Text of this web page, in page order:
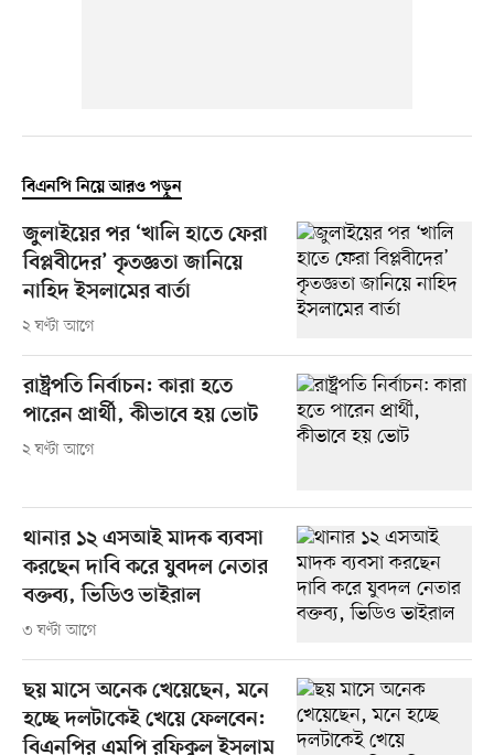
বিএনপি নিয়ে আরও পড়ুন
জুলাইয়ের পর ‘খালি হাতে ফেরা
বিপ্লবীদের’ কৃতজ্ঞতা জানিয়ে
নাহিদ ইসলামের বার্তা
২ ঘণ্টা আগে
রাষ্ট্রপতি নির্বাচন: কারা হতে
পারেন প্রার্থী, কীভাবে হয় ভোট
২ ঘণ্টা আগে
থানার ১২ এসআই মাদক ব্যবসা
করছেন দাবি করে যুবদল নেতার
বক্তব্য, ভিডিও ভাইরাল
৩ ঘণ্টা আগে
ছয় মাসে অনেক খেয়েছেন, মনে
হচ্ছে দলটাকেই খেয়ে ফেলবেন:
বিএনপির এমপি রফিকুল ইসলাম